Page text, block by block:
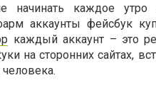
начинать каждое утро
аккаунты фейсбук
каждый аккаунт – это
на сторонних сайтах,